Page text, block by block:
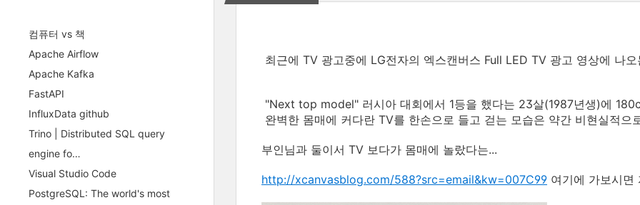
컴퓨터 vs 책
Apache Airflow
Apache Kafka
FastAPI
InfluxData github
Trino | Distributed SQL query
engine fo…
Visual Studio Code
PostgreSQL: The world's most
최근에 TV 광고중에 LG전자의 엑스캔버스 Full LED TV 광고 영상에 나
"Next top model" 러시아 대회에서 1등을 했다는 23살(1987년생)에
완벽한 몸매에 커다란 TV를 한손으로 들고 걷는 모습은 약간 비현실적으
부인님과 둘이서 TV 보다가 몸매에 놀랐다는...
http://xcanvasblog.com/588?src=email&kw=007C99 여기에 가보시면